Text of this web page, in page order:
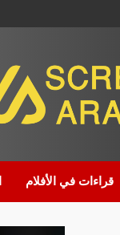
قراءات في الأفلام